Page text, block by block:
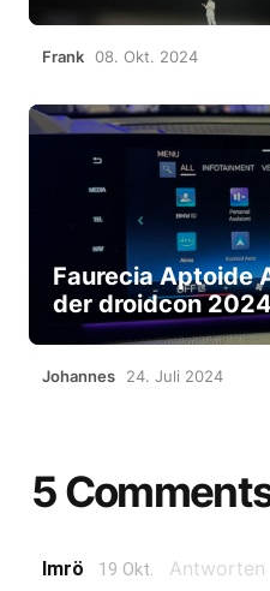
Frank 08. Okt. 2024
Faurecia Aptoide
der droidcon 2024
Johannes 24. Juli 2024
5
Imrö 19 Okt. Antworten